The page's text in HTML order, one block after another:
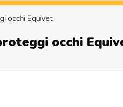
occhi Equivet
occhi